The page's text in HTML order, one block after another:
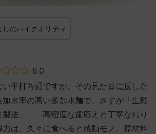
しのハイクオリティ
6.0
平打ち麺ですが、その見た目に反した
水率の高い多加水麺で、さすが「生麺
製法」——高密度な歯応えと丁寧な粘り
は、久々に食べると感動モノ。原材料